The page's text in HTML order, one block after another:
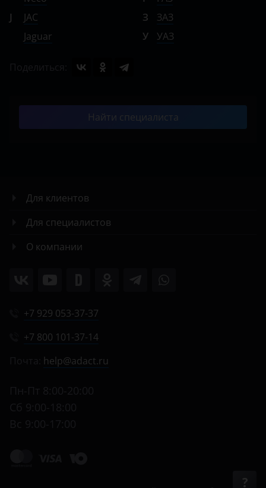
J
JAC
Jaguar
З
ЗАЗ
У
УАЗ
Найти специалиста
Для клиентов
Для специалистов
О компании
+7 929 053-37-37
+7 800 101-37-14
help@adact.ru